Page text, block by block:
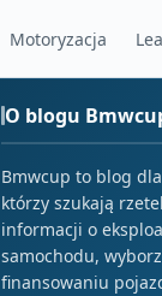
Motoryzacja
O blogu
Bmwcup to blog
którzy szukają
informacji o
samochodu,
finansowaniu